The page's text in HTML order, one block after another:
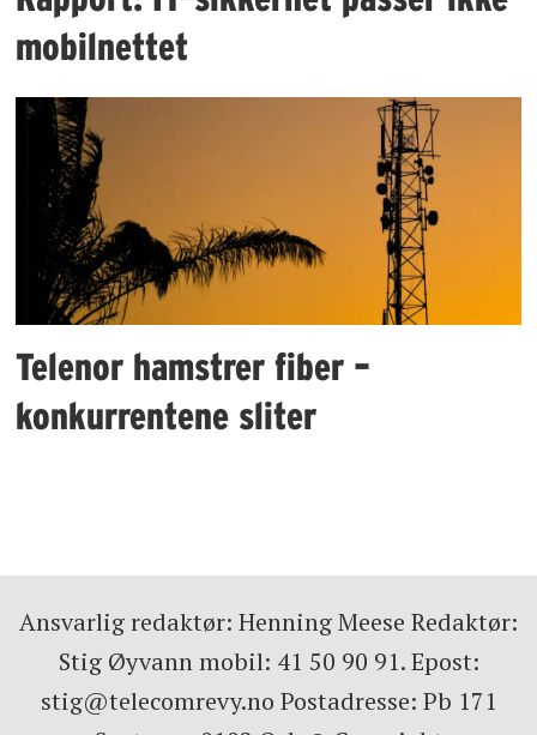
mobilnettet
Telenor hamstrer fiber –
konkurrentene sliter
Ansvarlig redaktør: Henning Meese Redaktør:
Stig Øyvann mobil: 41 50 90 91. Epost:
stig@telecomrevy.no Postadresse: Pb 171